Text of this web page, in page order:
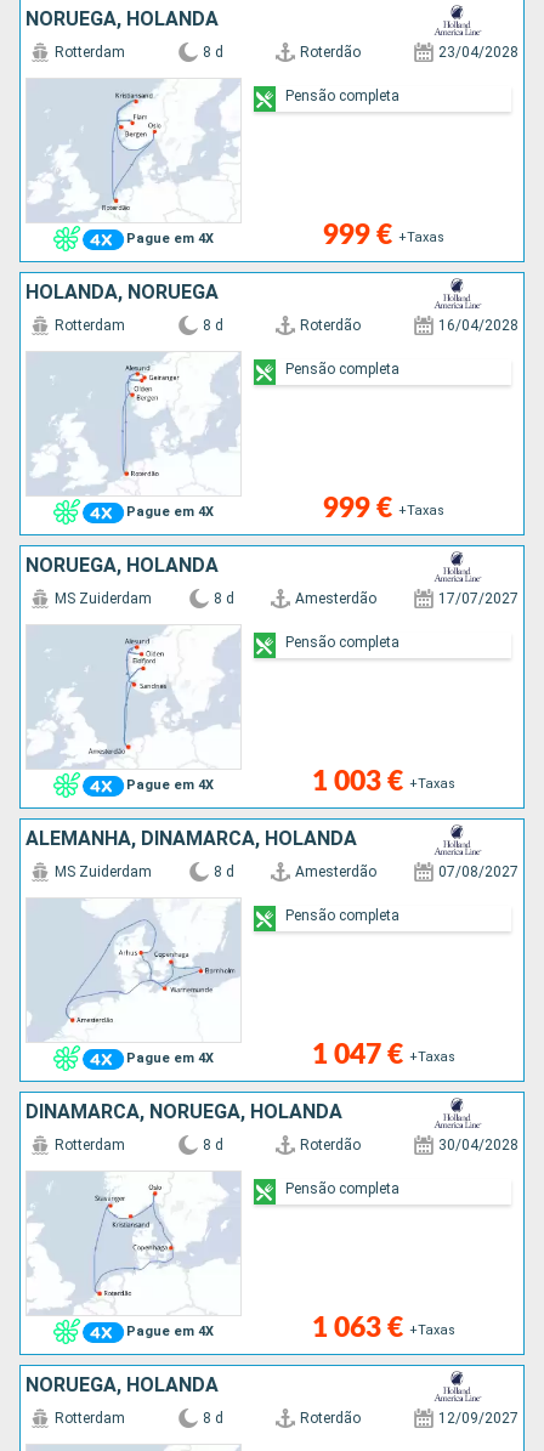
NORUEGA, HOLANDA
Pague em 4X
Rotterdam 8 d Roterdão 23/04/2028
999 € +Taxas
Pensão completa
HOLANDA, NORUEGA
Pague em 4X
Rotterdam 8 d Roterdão 16/04/2028
999 € +Taxas
Pensão completa
NORUEGA, HOLANDA
Pague em 4X
MS Zuiderdam 8 d Amesterdão 17/07/2027
1 003 € +Taxas
Pensão completa
ALEMANHA, DINAMARCA, HOLANDA
Pague em 4X
MS Zuiderdam 8 d Amesterdão 07/08/2027
1 047 € +Taxas
Pensão completa
DINAMARCA, NORUEGA, HOLANDA
Pague em 4X
Rotterdam 8 d Roterdão 30/04/2028
1 063 € +Taxas
Pensão completa
NORUEGA, HOLANDA
Rotterdam 8 d Roterdão 12/09/2027